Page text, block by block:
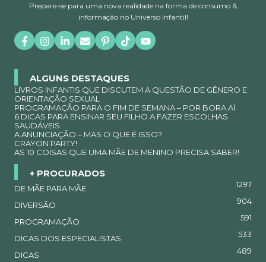
Prepare-se para uma nova realidade na forma de consumo &
informação no Universo Infantil!
ALGUNS DESTAQUES
LIVROS INFANTIS QUE DISCUTEM A QUESTÃO DE GÊNERO E
ORIENTAÇÃO SEXUAL
PROGRAMAÇÃO PARA O FIM DE SEMANA – POR BORA.AÍ
6 DICAS PARA ENSINAR SEU FILHO A FAZER ESCOLHAS
SAUDÁVEIS
A ANUNCIAÇÃO – MAS O QUE É ISSO?
CRAYON PARTY!
AS 10 COISAS QUE UMA MÃE DE MENINO PRECISA SABER!
+ PROCURADOS
DE MÃE PARA MÃE 1297
DIVERSÃO 904
PROGRAMAÇÃO 591
DICAS DOS ESPECIALISTAS 533
DICAS 489